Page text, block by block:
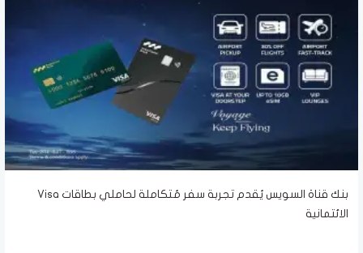
بنك قناة السويس يُقدم تجربة سفر مُتكاملة لحاملي بطاقات Visa
الائتمانية